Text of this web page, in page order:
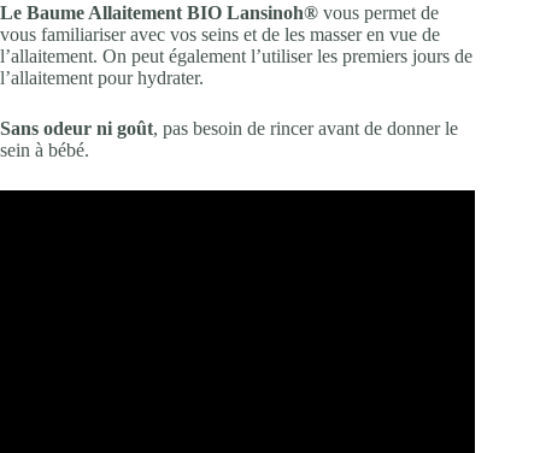
Le Baume Allaitement BIO Lansinoh® vous permet de
vous familiariser avec vos seins et de les masser en vue de
l’allaitement. On peut également l’utiliser les premiers jours de
l’allaitement pour hydrater.
Sans odeur ni goût, pas besoin de rincer avant de donner le
sein à bébé.